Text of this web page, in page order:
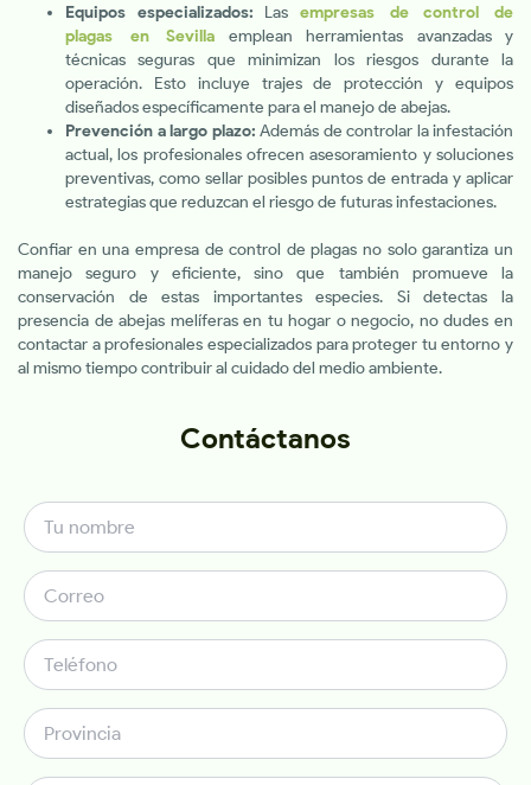
Equipos especializados: Lasempresas de control de
plagas en Sevilla emplean herramientas avanzadas y
técnicas seguras que minimizan los riesgos durante la
operación. Esto incluye trajes de protección y equipos
diseñados específicamente para el manejo de abejas.
Prevención a largo plazo: Además de controlar la infestación
actual, los profesionales ofrecen asesoramiento y soluciones
preventivas, como sellar posibles puntos de entrada y aplicar
estrategias que reduzcan el riesgo de futuras infestaciones.
Confiar en una empresa de control de plagas no solo garantiza un
manejo seguro y eficiente, sino que también promueve la
conservación de estas importantes especies. Si detectas la
presencia de abejas melíferas en tu hogar o negocio, no dudes en
contactar a profesionales especializados para proteger tu entorno y
al mismo tiempo contribuir al cuidado del medio ambiente.
Contáctanos